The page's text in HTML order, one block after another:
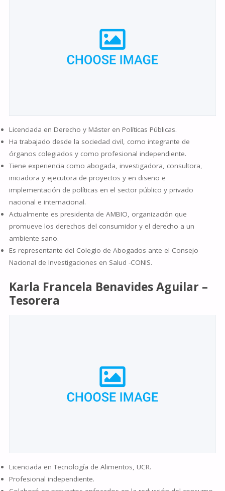
Licenciada en Derecho y Máster en Políticas Públicas.
Ha trabajado desde la sociedad civil, como integrante de
órganos colegiados y como profesional independiente.
Tiene experiencia como abogada, investigadora, consultora,
iniciadora y ejecutora de proyectos y en diseño e
implementación de políticas en el sector público y privado
nacional e internacional.
Actualmente es presidenta de AMBIO, organización que
promueve los derechos del consumidor y el derecho a un
ambiente sano.
Es representante del Colegio de Abogados ante el Consejo
Nacional de Investigaciones en Salud -CONIS.
Karla Francela Benavides Aguilar –
Tesorera
Licenciada en Tecnología de Alimentos, UCR.
Profesional independiente.